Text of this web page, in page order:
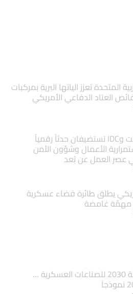
المتحدة تعزز الياتها البرية بمركبات
مايكروسوفت وIDC تستضيفان حدثاً رقمياً
الأعمال وشؤون الأمن
عصر العمل عن بُعد
يطلق طائرة فضاء عسكرية
مهمّة غامضة
‏رؤية المملكة 2030 للصناعات العسكرية …